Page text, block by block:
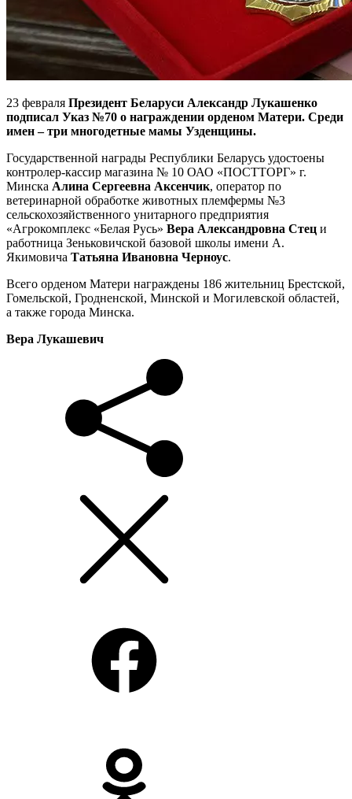
23 февраля Президент Беларуси Александр Лукашенко
подписал Указ №70 о награждении орденом Матери. Среди
имен – три многодетные мамы Узденщины.
Государственной награды Республики Беларусь удостоены
контролер-кассир магазина № 10 ОАО «ПОСТТОРГ» г.
Минска Алина Сергеевна Аксенчик, оператор по
ветеринарной обработке животных племфермы №3
сельскохозяйственного унитарного предприятия
«Агрокомплекс «Белая Русь» Вера Александровна Стец и
работница Зеньковичской базовой школы имени А.
Якимовича Татьяна Ивановна Черноус.
Всего орденом Матери награждены 186 жительниц Брестской,
Гомельской, Гродненской, Минской и Могилевской областей,
а также города Минска.
Вера Лукашевич